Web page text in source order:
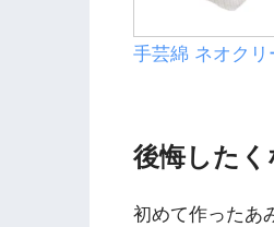
手芸綿 ネオクリ
後悔した
初めて作ったあ